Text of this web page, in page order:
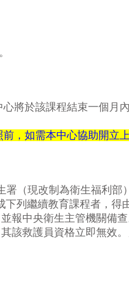
將於該課程結束一個月
前，如需本中心協助開立
署（現改制為衛生福利部
列繼續教育課程者，得
報中央衛生主管機關備
該救護員資格立即無效